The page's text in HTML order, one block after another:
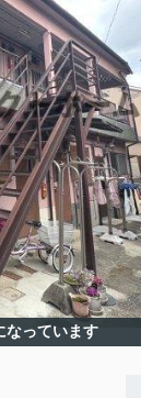
なっています